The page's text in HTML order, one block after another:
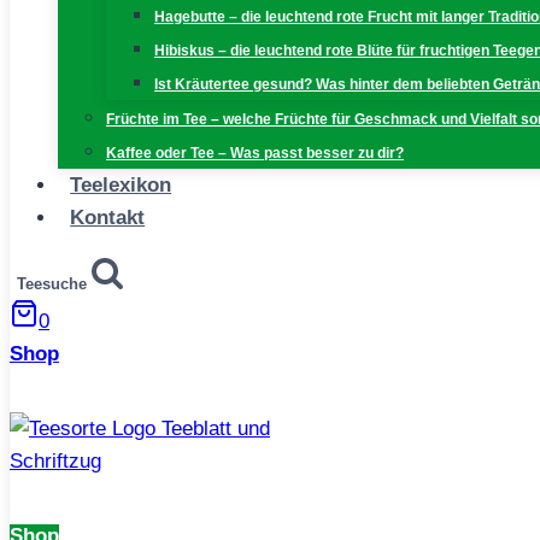
Hagebutte – die leuchtend rote Frucht mit langer
Hibiskus – die leuchtend rote Blüte für fruchtigen
Ist Kräutertee gesund? Was hinter dem beliebten
Früchte im Tee – welche Früchte für Geschmack und Vielfalt
Kaffee oder Tee – Was passt besser zu dir?
Teelexikon
Kontakt
Teesuche
0
Shop